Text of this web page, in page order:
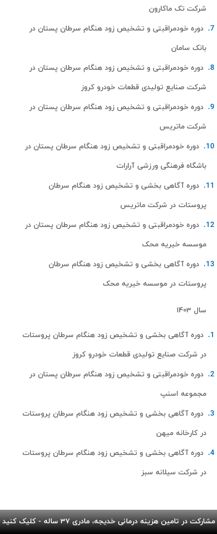
شرکت تک ماکارون
دوره خودمراقبتی و تشخیص زود هنگام سرطان پستان در
بانک سامان
دوره خودمراقبتی و تشخیص زود هنگام سرطان پستان در
شرکت صنایع تولیدی قطعات خودرو کروز
دوره خودمراقبتی و تشخیص زود هنگام سرطان پستان در
شرکت ماتریس
دوره خودمراقبتی و تشخیص زود هنگام سرطان پستان در
باشگاه فرهنگی ورزشی آرارات
دوره آگاهی بخشی و تشخیص زود هنگام سرطان
پروستات در شرکت ماتریس
دوره خودمراقبتی و تشخیص زود هنگام سرطان پستان در
موسسه خیریه محک
دوره آگاهی بخشی و تشخیص زود هنگام سرطان
پروستات در موسسه خیریه محک
سال 1403
دوره آگاهی بخشی و تشخیص زود هنگام سرطان پروستات
در شرکت صنایع تولیدی قطعات خودرو کروز
دوره خودمراقبتی و تشخیص زود هنگام سرطان پستان در
مجموعه اسنپ
دوره آگاهی بخشی و تشخیص زود هنگام سرطان پروستات
در کارخانه میهن
دوره آگاهی بخشی و تشخیص زود هنگام سرطان پروستات
در شرکت سیلانه سبز
مشارکت در تامین هزینه درمانی خدیجه، مادری 37 ساله - کلیک کنید